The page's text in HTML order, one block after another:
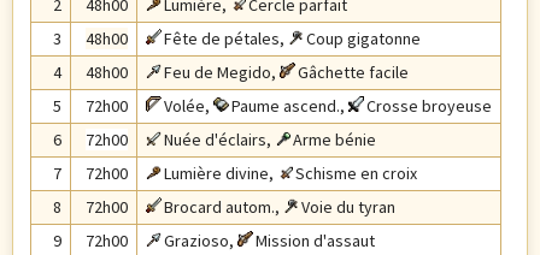
2
48h00 Lumière,
Cercle parfait
3
48h00 Fête de pétales,
Coup gigatonne
4
48h00 Feu de Megido,
Gâchette facile
5
72h00 Volée, Paume ascend.,
Crosse broyeuse
6
72h00 Nuée d'éclairs,
Arme bénie
7
72h00 Lumière divine,
Schisme en croix
8
72h00 Brocard autom.,
Voie du tyran
9
72h00 Grazioso,
Mission d'assaut